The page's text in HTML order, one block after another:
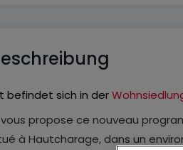
befindet sich in der
vous propose ce nouveau
à Hautcharage, dans un